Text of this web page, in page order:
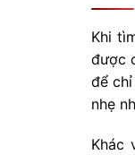
Khi
được
để
nhẹ
Khác